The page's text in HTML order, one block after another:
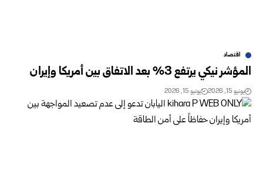
اقتصاد
المؤشر نيكي يرتفع 3% بعد الاتفاق بين أمريكا وإيران ‏
يونيو 15, 2026 يونيو 15, 2026